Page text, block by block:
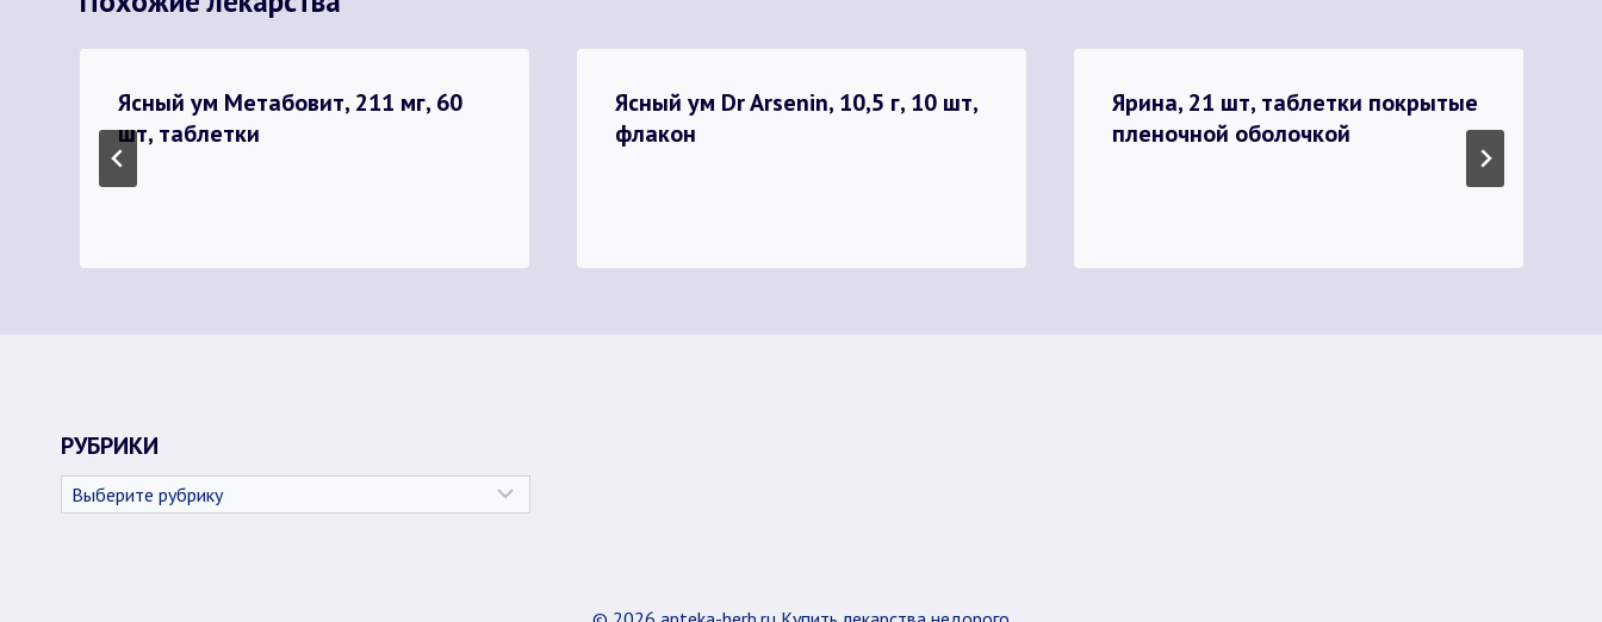
Ясный ум Метабовит, 211 мг, 60
шт, таблетки
Ясный ум Dr Arsenin, 10,5 г, 10 шт,
флакон
Ярина, 21 шт, таблетки покрытые
пленочной оболочкой
РУБРИКИ
Рубрики